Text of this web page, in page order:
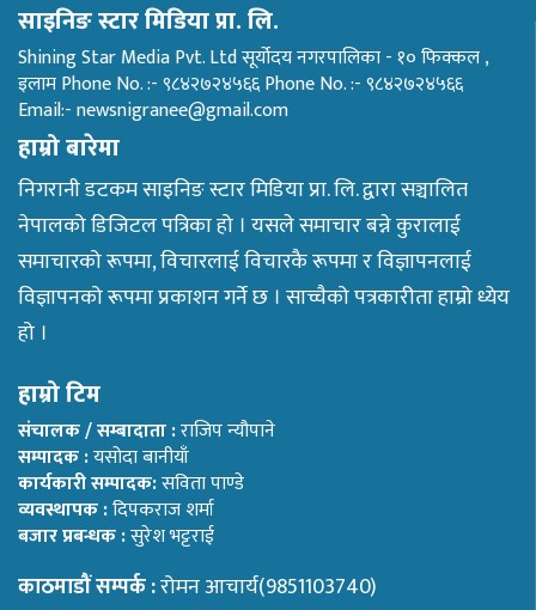
साइनिङ स्टार मिडिया प्रा. लि.
Shining Star Media Pvt. Ltd सूर्योदय नगरपालिका - १० फिक्कल ,
इलाम Phone No. :- ९८४२७२४५६६ Phone No. :- ९८४२७२४५६६
Email:- newsnigranee@gmail.com
हाम्रो बारेमा
निगरानी डटकम साइनिङ स्टार मिडिया प्रा. लि. द्वारा सञ्चालित
नेपालको डिजिटल पत्रिका हो । यसले समाचार बन्ने कुरालाई
समाचारको रूपमा, विचारलाई विचारकै रूपमा र विज्ञापनलाई
विज्ञापनको रूपमा प्रकाशन गर्ने छ । साच्चैको पत्रकारीता हाम्रो ध्येय
हो ।
हाम्रो टिम
संचालक / सम्बादाता :राजिप न्यौपाने
सम्पादक :यसोदा बानीयाँ
कार्यकारी सम्पादक:सविता पाण्डे
व्यवस्थापक :दिपकराज शर्मा
बजार प्रबन्धक :सुरेश भट्टराई
काठमाडौं सम्पर्क :रोमन आचार्य(9851103740)